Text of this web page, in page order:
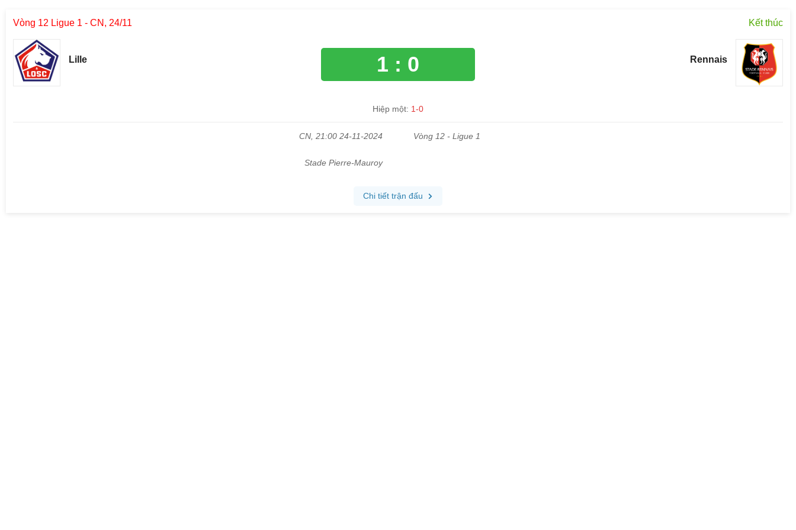
Vòng 12 Ligue 1 - CN, 24/11 Kết thúc
Lille 1 : 0 Rennais
Hiệp một: 1-0
CN, 21:00 24-11-2024 Vòng 12 - Ligue 1
Stade Pierre-Mauroy
Chi tiết trận đấu